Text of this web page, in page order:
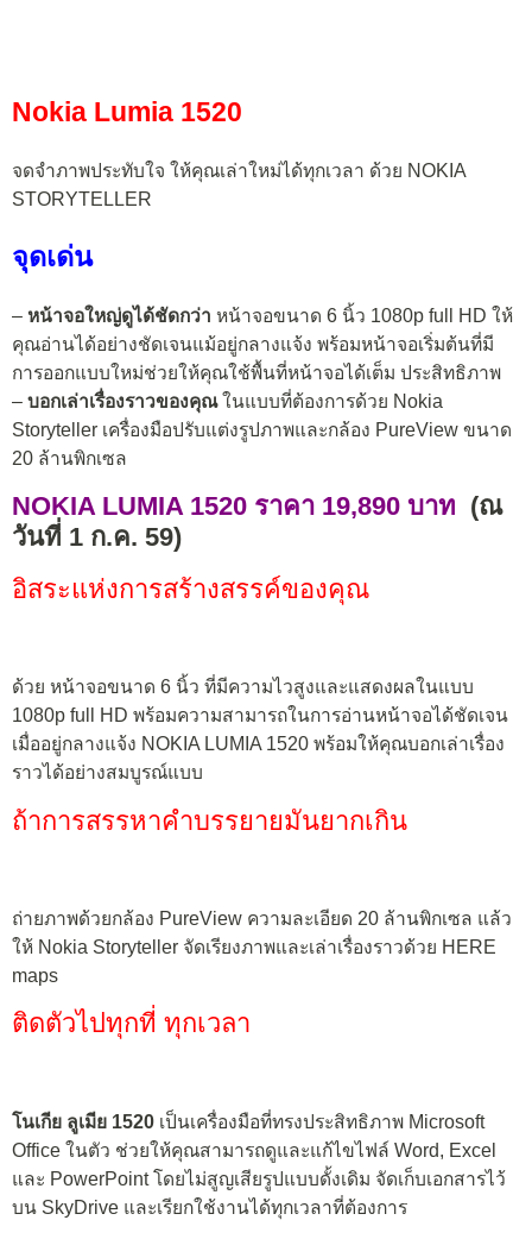
Nokia Lumia 1520
จดจำภาพประทับใจ ให้คุณเล่าใหม่ได้ทุกเวลา ด้วย NOKIA
STORYTELLER
จุดเด่น
– หน้าจอใหญ่ดูได้ชัดกว่า หน้าจอขนาด 6 นิ้ว 1080p full HD ให้
คุณอ่านได้อย่างชัดเจนแม้อยู่กลางแจ้ง พร้อมหน้าจอเริ่มต้นที่มี
การออกแบบใหม่ช่วยให้คุณใช้พื้นที่หน้าจอได้เต็ม ประสิทธิภาพ
– บอกเล่าเรื่องราวของคุณในแบบที่ต้องการด้วย Nokia
Storyteller เครื่องมือปรับแต่งรูปภาพและกล้อง PureView ขนาด
20 ล้านพิกเซล
NOKIA LUMIA 1520 ราคา 19,890 บาท (ณ
วันที่ 1 ก.ค. 59)
อิสระแห่งการสร้างสรรค์ของคุณ
ด้วย หน้าจอขนาด 6 นิ้ว ที่มีความไวสูงและแสดงผลในแบบ
1080p full HD พร้อมความสามารถในการอ่านหน้าจอได้ชัดเจน
เมื่ออยู่กลางแจ้ง NOKIA LUMIA 1520 พร้อมให้คุณบอกเล่าเรื่อง
ราวได้อย่างสมบูรณ์แบบ
ถ้าการสรรหาคำบรรยายมันยากเกิน
ถ่ายภาพด้วยกล้อง PureView ความละเอียด 20 ล้านพิกเซล แล้ว
ให้ Nokia Storyteller จัดเรียงภาพและเล่าเรื่องราวด้วย HERE
maps
ติดตัวไปทุกที่ ทุกเวลา
โนเกีย ลูเมีย 1520 เป็นเครื่องมือที่ทรงประสิทธิภาพ Microsoft
Office ในตัว ช่วยให้คุณสามารถดูและแก้ไขไฟล์ Word, Excel
และ PowerPoint โดยไม่สูญเสียรูปแบบดั้งเดิม จัดเก็บเอกสารไว้
บน SkyDrive และเรียกใช้งานได้ทุกเวลาที่ต้องการ